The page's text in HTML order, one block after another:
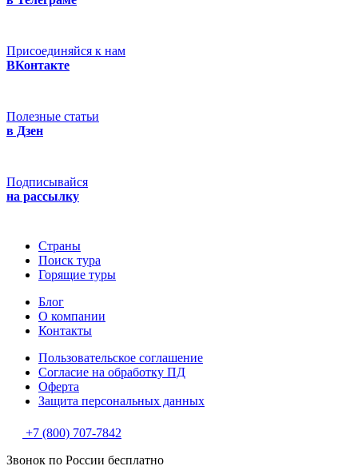
Присоединяйся к нам
ВКонтакте
Полезные статьи
в Дзен
Подписывайся
на рассылку
Страны
Поиск тура
Горящие туры
Блог
О компании
Контакты
Пользовательское соглашение
Согласие на обработку ПД
Оферта
Защитa персональных данных
+7 (800) 707-7842
Звонок по России бесплатно